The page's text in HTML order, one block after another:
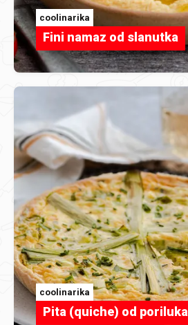
coolinarika
Fini namaz od slanutka
coolinarika
Pita (quiche) od poriluka